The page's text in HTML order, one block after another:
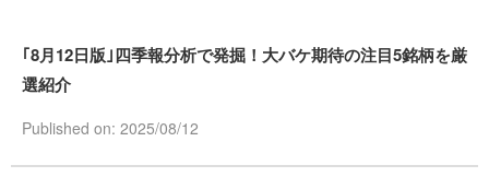
｢8月12日版｣四季報分析で発掘！大バケ期待の注目5銘柄を厳
選紹介
Published on: 2025/08/12